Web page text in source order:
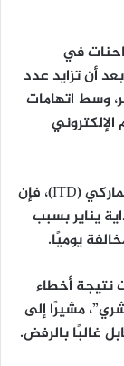
في
أن تزايد عدد
وسط اتهامات
ووفقًا لاتحاد شركات النقل واللوجستيات الدنماركي (ITD)، فإن
يناير بسبب
.
نتيجةأخطاء
مشيرًا إلى
غالبًا بالرفض.